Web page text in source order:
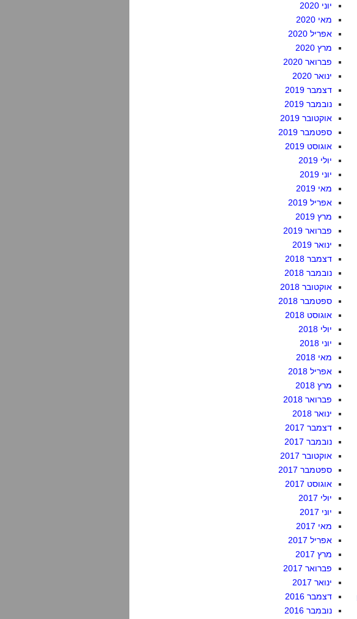
יוני 2020
מאי 2020
אפריל 2020
מרץ 2020
פברואר 2020
ינואר 2020
דצמבר 2019
נובמבר 2019
אוקטובר 2019
ספטמבר 2019
אוגוסט 2019
יולי 2019
יוני 2019
מאי 2019
אפריל 2019
מרץ 2019
פברואר 2019
ינואר 2019
דצמבר 2018
נובמבר 2018
אוקטובר 2018
ספטמבר 2018
אוגוסט 2018
יולי 2018
יוני 2018
מאי 2018
אפריל 2018
מרץ 2018
פברואר 2018
ינואר 2018
דצמבר 2017
נובמבר 2017
אוקטובר 2017
ספטמבר 2017
אוגוסט 2017
יולי 2017
יוני 2017
מאי 2017
אפריל 2017
מרץ 2017
פברואר 2017
ינואר 2017
דצמבר 2016
נובמבר 2016